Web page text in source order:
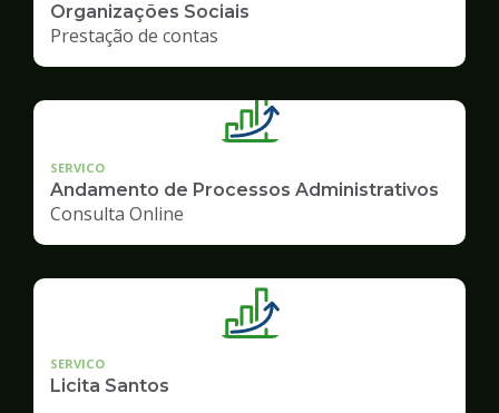
Organizações Sociais
Prestação de contas
SERVICO
Andamento de Processos Administrativos
Consulta Online
SERVICO
Licita Santos